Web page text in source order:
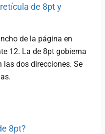
de 8pt y
de la página en
12. La de 8pt gobierna
las dos direcciones. Se
8pt?